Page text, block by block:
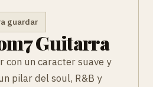
guardar
Guitarra
con un caracter suave y
pilar del soul, R&B y